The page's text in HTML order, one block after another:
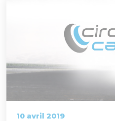
10 avril 2019